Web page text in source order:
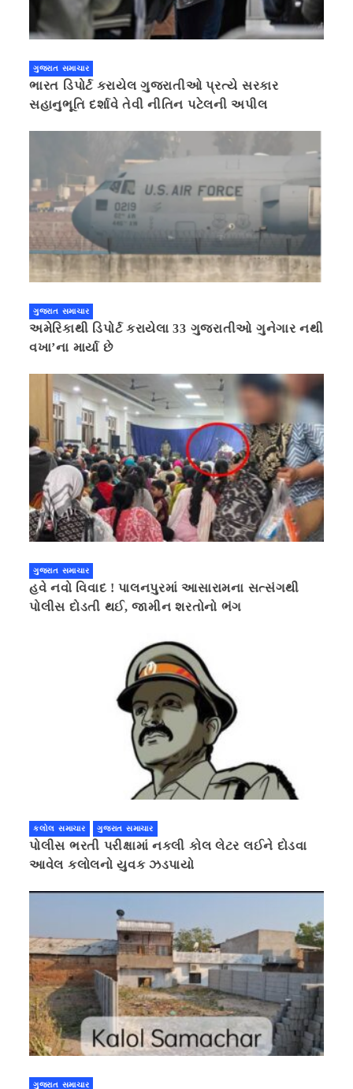
ગુજરાત સમાચાર
ભારત ડિપોર્ટ કરાયેલ ગુજરાતીઓ પ્રત્યે સરકાર
સહાનુભૂતિ દર્શાવે તેવી નીતિન પટેલની અપીલ
ગુજરાત સમાચાર
અમેરિકાથી ડિપોર્ટ કરાયેલા 33 ગુજરાતીઓ ગુનેગાર નથી
વખા’ના માર્યા છે
ગુજરાત સમાચાર
હવે નવો વિવાદ ! પાલનપુરમાં આસારામના સત્સંગથી
પોલીસ દોડતી થઈ, જામીન શરતોનો ભંગ
કલોલ સમાચાર ગુજરાત સમાચાર
પોલીસ ભરતી પરીક્ષામાં નકલી કોલ લેટર લઈને દોડવા
આવેલ કલોલનો યુવક ઝડપાયો
ગુજરાત સમાચાર